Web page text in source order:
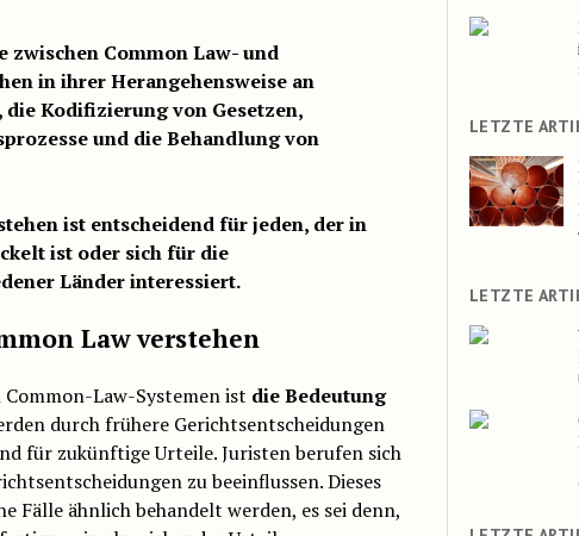
zwischen Common Law- und
in ihrer Herangehensweise an
Kodifizierung von Gesetzen,
und die Behandlung von
ist entscheidend für jeden, der in
ist oder sich für die
Länder interessiert.
Law verstehen
Law-Systemen ist die Bedeutung
durch frühere Gerichtsentscheidungen
für zukünftige Urteile. Juristen berufen sich
zu beeinflussen. Dieses
Fälle ähnlich behandelt werden, es sei denn,
LETZTE
LETZTE